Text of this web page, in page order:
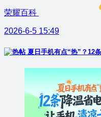
荣耀百科
2026-6-5 15:49
夏日手机有点“热”？12